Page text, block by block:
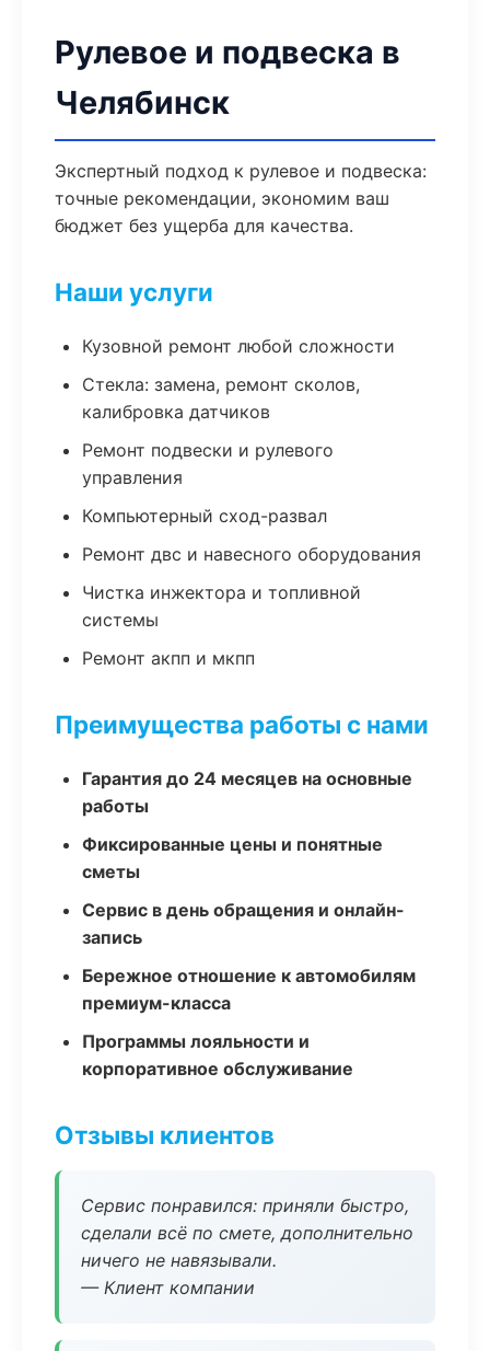
Рулевое и подвеска в
Челябинск
Экспертный подход к рулевое и подвеска:
точные рекомендации, экономим ваш
бюджет без ущерба для качества.
Наши услуги
Кузовной ремонт любой сложности
Стекла: замена, ремонт сколов,
калибровка датчиков
Ремонт подвески и рулевого
управления
Компьютерный сход-развал
Ремонт двс и навесного оборудования
Чистка инжектора и топливной
системы
Ремонт акпп и мкпп
Преимущества работы с нами
Гарантия до 24 месяцев на основные
работы
Фиксированные цены и понятные
сметы
Сервис в день обращения и онлайн-
запись
Бережное отношение к автомобилям
премиум-класса
Программы лояльности и
корпоративное обслуживание
Отзывы клиентов
Сервис понравился: приняли быстро,
сделали всё по смете, дополнительно
ничего не навязывали.
— Клиент компании